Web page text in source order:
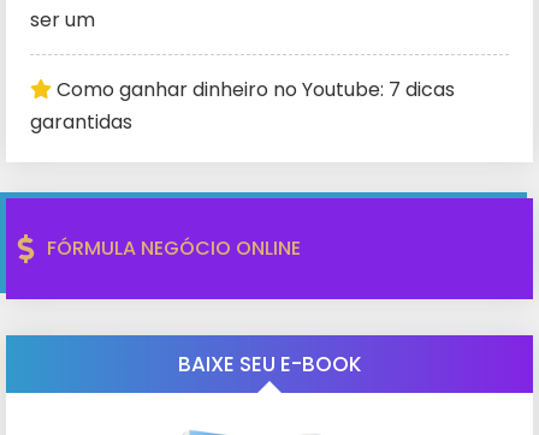
ser um
Como ganhar dinheiro no Youtube: 7 dicas
garantidas
FÓRMULA NEGÓCIO ONLINE
BAIXE SEU E-BOOK